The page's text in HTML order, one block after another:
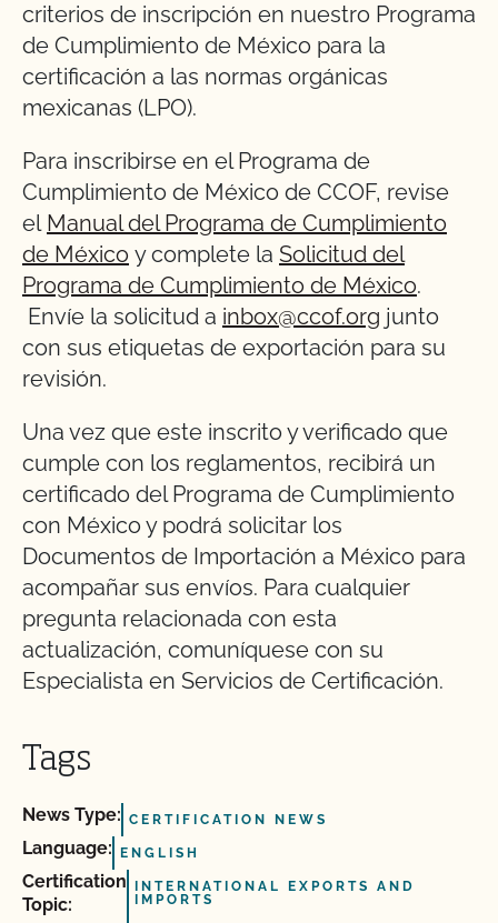
criterios de inscripción en nuestro Programa
de Cumplimiento de México para la
certificación a las normas orgánicas
mexicanas (LPO).
Para inscribirse en el Programa de
Cumplimiento de México de CCOF, revise
el Manual del Programa de Cumplimiento
de México y complete la Solicitud del
Programa de Cumplimiento de México.
Envíe la solicitud a inbox@ccof.org junto
con sus etiquetas de exportación para su
revisión.
Una vez que este inscrito y verificado que
cumple con los reglamentos, recibirá un
certificado del Programa de Cumplimiento
con México y podrá solicitar los
Documentos de Importación a México para
acompañar sus envíos. Para cualquier
pregunta relacionada con esta
actualización, comuníquese con su
Especialista en Servicios de Certificación.
Tags
News Type: CERTIFICATION NEWS
Language: ENGLISH
Certification
Topic:
INTERNATIONAL EXPORTS AND
IMPORTS